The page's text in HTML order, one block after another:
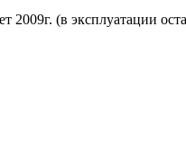
2009г. (в эксплуатации